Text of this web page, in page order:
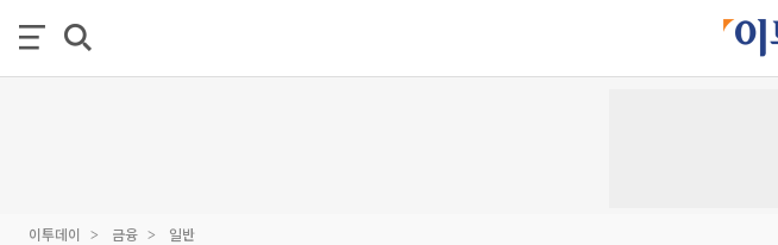
이투데이 금융 일반